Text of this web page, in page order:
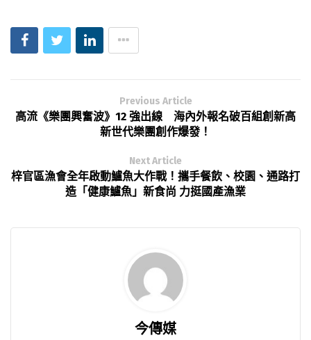
Previous Article
高流《樂團興奮波》12 強出線 海內外報名破百組創新高
新世代樂團創作爆發！
Next Article
梓官區漁會全年啟動鱸魚大作戰！攜手餐飲、校園、通路打
造「健康鱸魚」新食尚 力挺國產漁業
今傳媒